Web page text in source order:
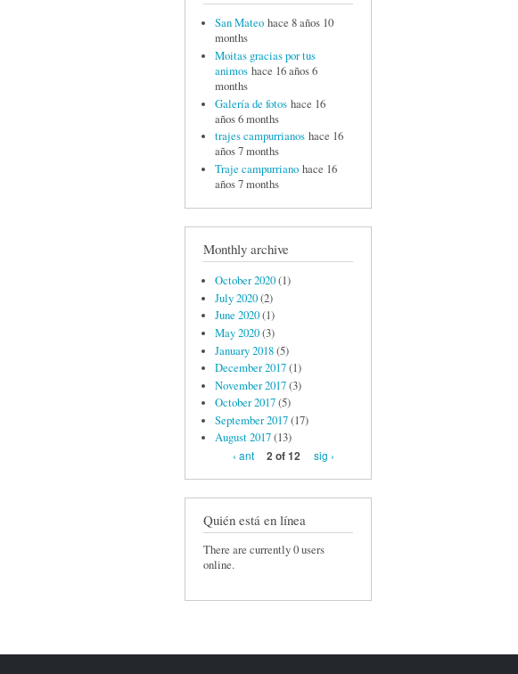
San Mateo hace 8 años 10
months
Moitas gracias por tus
animos hace 16 años 6
months
Galería de fotos hace 16
años 6 months
trajes campurrianos hace 16
años 7 months
Traje campurriano hace 16
años 7 months
Monthly archive
October 2020(1)
July 2020(2)
June 2020(1)
May 2020(3)
January 2018(5)
December 2017(1)
November 2017(3)
October 2017(5)
September 2017(17)
August 2017(13)
‹ ant
2 of 12 sig ›
Quién está en línea
There are currently 0 users
online.